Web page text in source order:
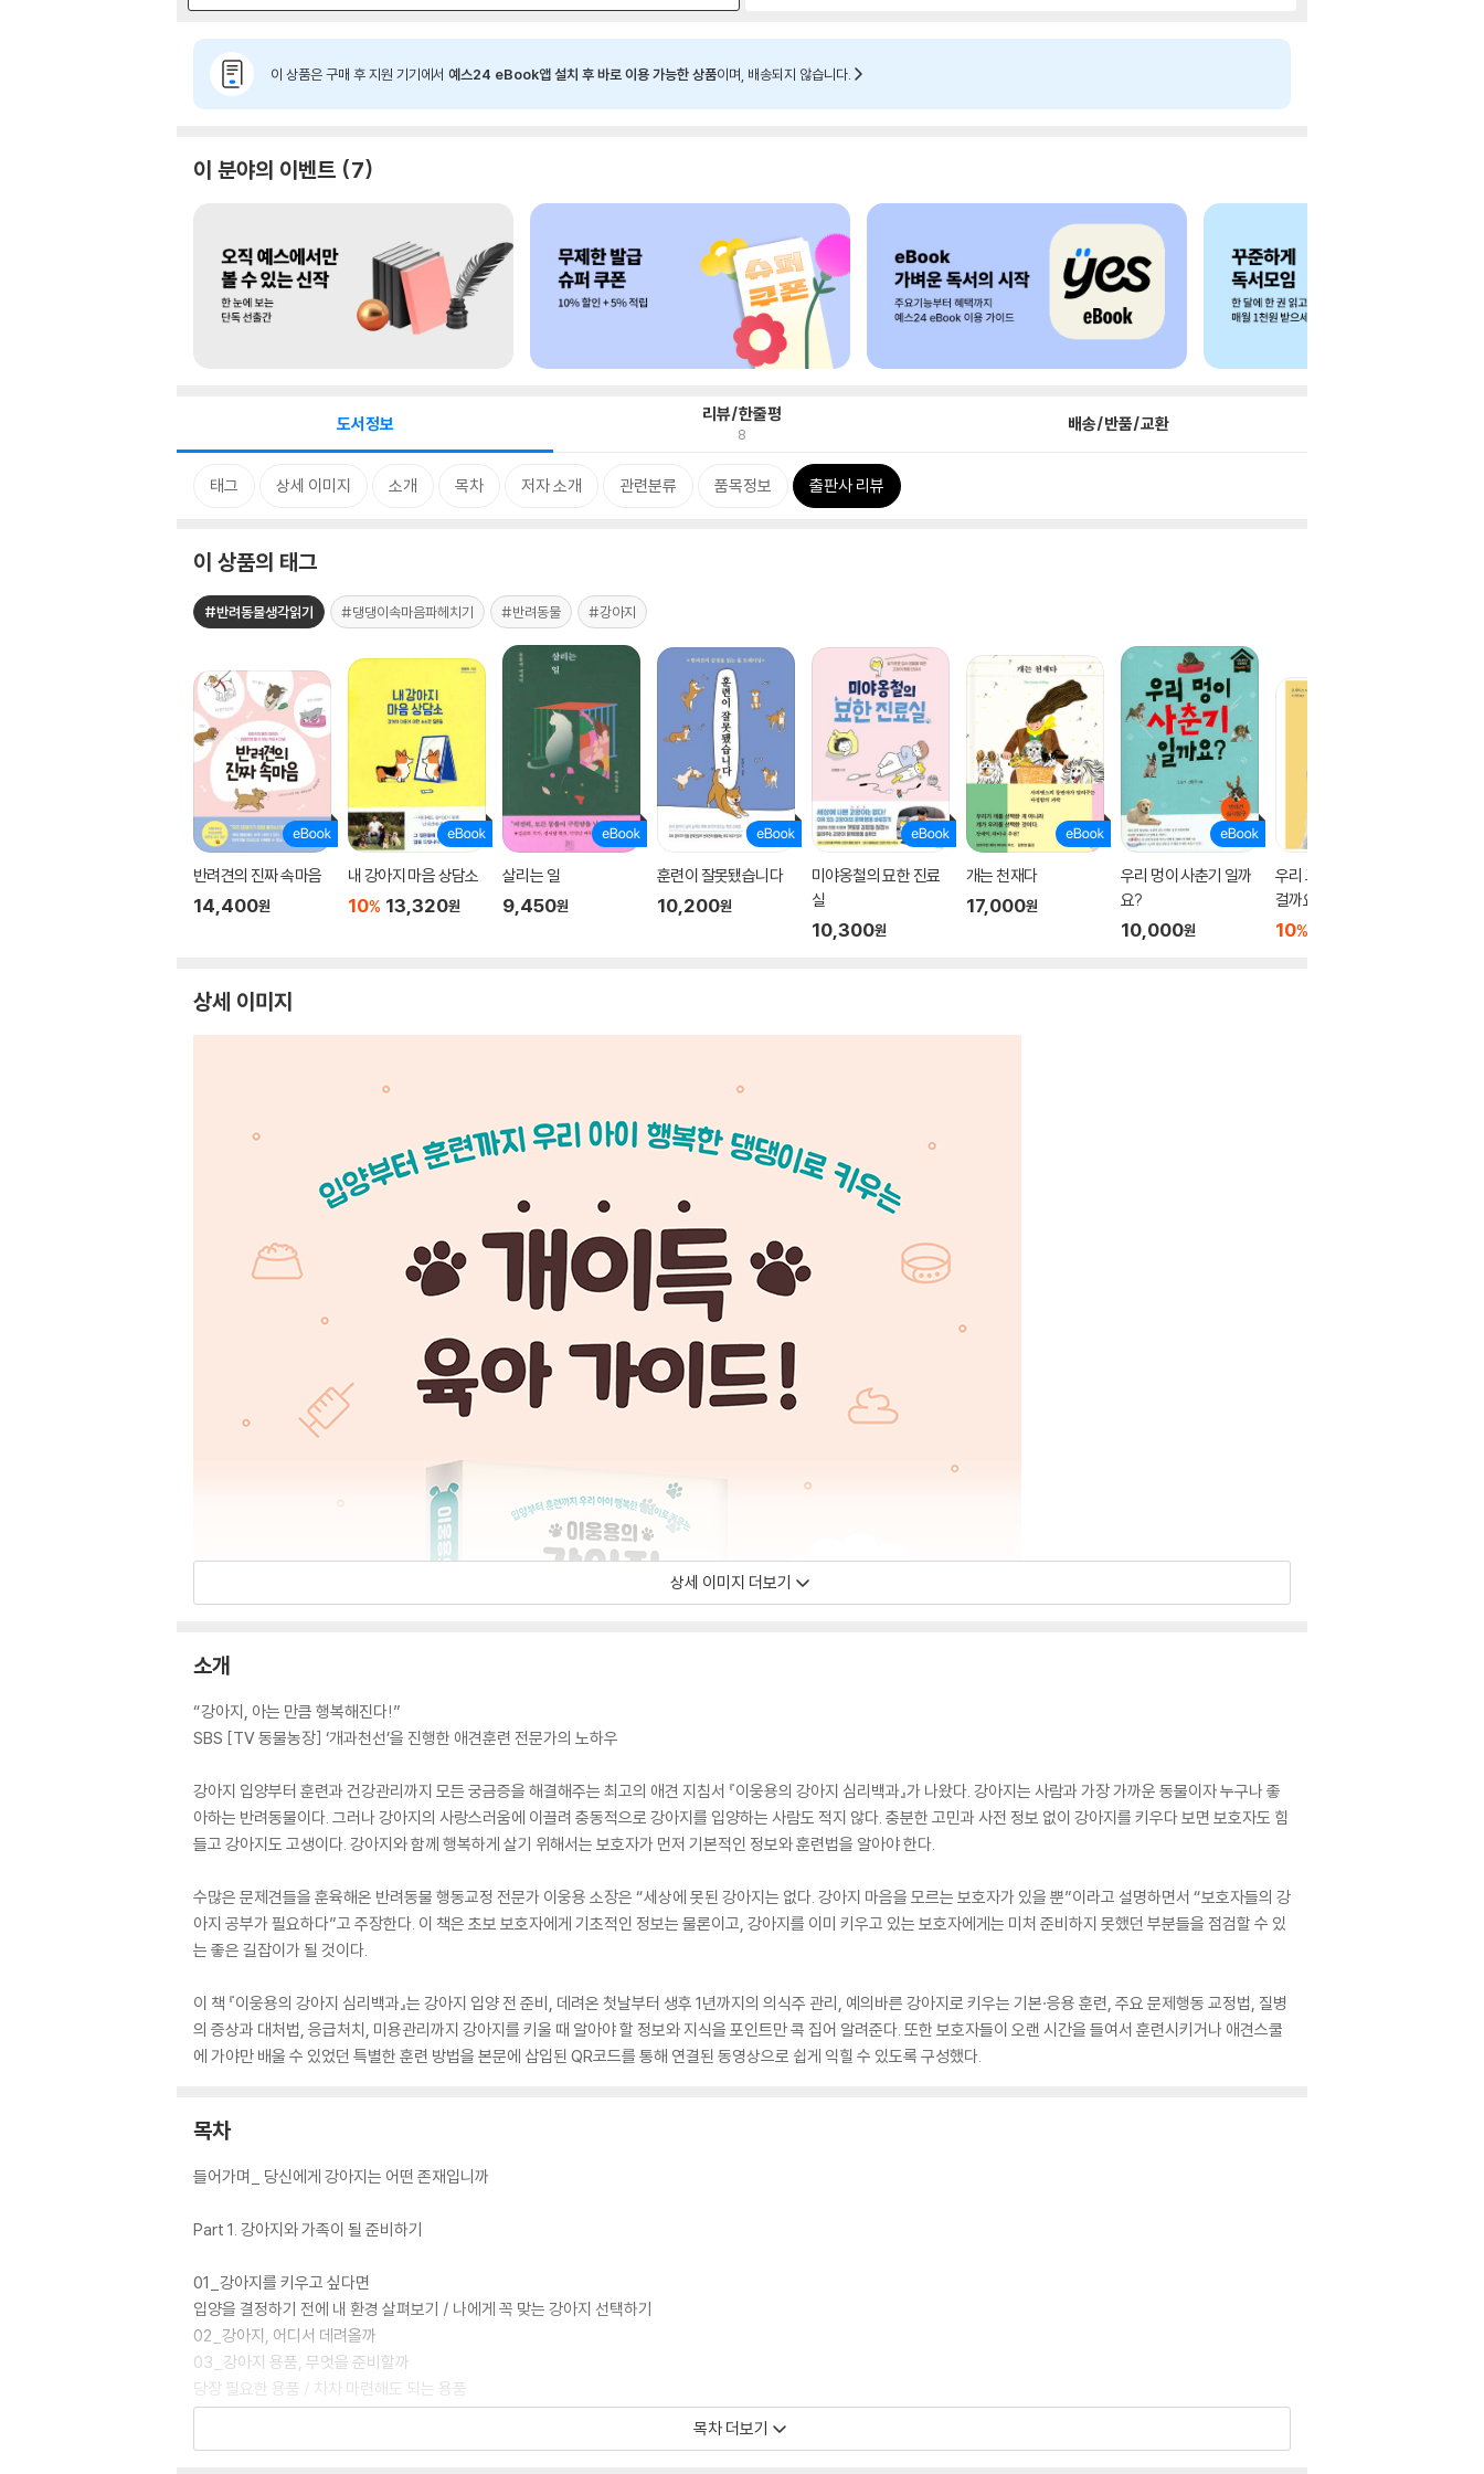
이 상품은 구매 후 지원 기기에서 예스24 eBook앱 설치 후 바로 이용 가능한 상품이며, 배송되지 않습니다.
이 분야의 이벤트 7
도서정보 리뷰/한줄평
8 배송/반품/교환
태그 상세 이미지 소개 목차 저자 소개 관련분류 품목정보 출판사 리뷰
이 상품의 태그
#반려동물생각읽기 #댕댕이속마음파헤치기 #반려동물 #강아지
반려견의 진짜 속마음
14,400원
내 강아지 마음 상담소
10% 13,320원
살리는 일
9,450원
훈련이 잘못됐습니다
10,200원
미야옹철의 묘한 진료
실
10,300원
개는 천재다
17,000원
우리 멍이 사춘기 일까
요?
10,000원
우리 고양이, 왜 이러는
걸까요?
10%
상세 이미지
상세 이미지 더보기
소개
“강아지, 아는 만큼 행복해진다!”
SBS [TV 동물농장] ‘개과천선’을 진행한 애견훈련 전문가의 노하우
강아지 입양부터 훈련과 건강관리까지 모든 궁금증을 해결해주는 최고의 애견 지침서 『이웅용의 강아지 심리백과』가 나왔다. 강아지는 사람과 가장 가까운 동물이자 누구나 좋
아하는 반려동물이다. 그러나 강아지의 사랑스러움에 이끌려 충동적으로 강아지를 입양하는 사람도 적지 않다. 충분한 고민과 사전 정보 없이 강아지를 키우다 보면 보호자도 힘
들고 강아지도 고생이다. 강아지와 함께 행복하게 살기 위해서는 보호자가 먼저 기본적인 정보와 훈련법을 알아야 한다.
수많은 문제견들을 훈육해온 반려동물 행동교정 전문가 이웅용 소장은 “세상에 못된 강아지는 없다. 강아지 마음을 모르는 보호자가 있을 뿐”이라고 설명하면서 “보호자들의 강
아지 공부가 필요하다”고 주장한다. 이 책은 초보 보호자에게 기초적인 정보는 물론이고, 강아지를 이미 키우고 있는 보호자에게는 미처 준비하지 못했던 부분들을 점검할 수 있
는 좋은 길잡이가 될 것이다.
이 책 『이웅용의 강아지 심리백과』는 강아지 입양 전 준비, 데려온 첫날부터 생후 1년까지의 의식주 관리, 예의바른 강아지로 키우는 기본·응용 훈련, 주요 문제행동 교정법, 질병
의 증상과 대처법, 응급처치, 미용관리까지 강아지를 키울 때 알아야 할 정보와 지식을 포인트만 콕 집어 알려준다. 또한 보호자들이 오랜 시간을 들여서 훈련시키거나 애견스쿨
에 가야만 배울 수 있었던 특별한 훈련 방법을 본문에 삽입된 QR코드를 통해 연결된 동영상으로 쉽게 익힐 수 있도록 구성했다.
목차
들어가며_ 당신에게 강아지는 어떤 존재입니까
Part 1. 강아지와 가족이 될 준비하기
01_강아지를 키우고 싶다면
입양을 결정하기 전에 내 환경 살펴보기 / 나에게 꼭 맞는 강아지 선택하기
02_강아지, 어디서 데려올까
03_강아지 용품, 무엇을 준비할까
당장 필요한 용품 / 차차 마련해도 되는 용품
04_반려인이 꼭 알아야 할 동물보호법
목차 더보기